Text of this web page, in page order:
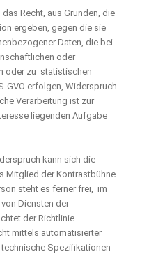
Recht, aus Gründen, die
ergeben, gegen die sie
Daten, die bei
oder
oder zu statistischen
GVO erfolgen, Widerspruch
Verarbeitung ist zur
liegenden Aufgabe
kann sich die
Mitglied der Kontrastbühne
steht es ferner frei, im
Diensten der
der Richtlinie
mittels automatisierter
Spezifikationen